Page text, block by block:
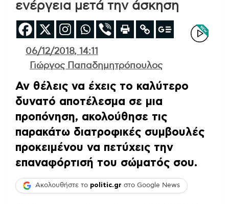
ενέργεια μετά την άσκηση
06/12/2018, 14:11
Γιώργος Παπαδημητρόπουλος
Αν θέλεις να έχεις το καλύτερο
δυνατό αποτέλεσμα σε μια
προπόνηση, ακολούθησε τις
παρακάτω διατροφικές συμβουλές
προκειμένου να πετύχεις την
επαναφόρτισή του σώματός σου.
Ακολουθήστε το politic.gr στο Google News